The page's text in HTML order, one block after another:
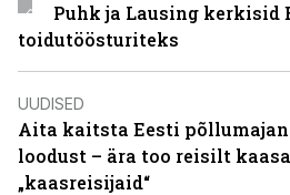
Puhk ja Lausing kerkisid
toidutöösturiteks
UUDISED
Aita kaitsta Eesti
loodust – ära too reisilt
„kaasreisijaid“